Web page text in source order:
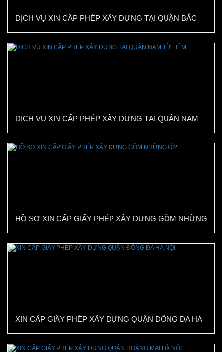
DỊCH VỤ XIN CẤP PHÉP XÂY DỰNG TẠI QUẬN BẮC
DỊCH VỤ XIN CẤP PHÉP XÂY DỰNG TẠI QUẬN NAM
HỒ SƠ XIN CẤP GIẤY PHÉP XÂY DỰNG GỒM NHỮNG
XIN CẤP GIẤY PHÉP XÂY DỰNG QUẬN ĐỐNG ĐA HÀ